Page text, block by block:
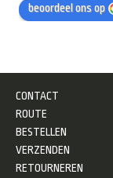
beoordeel ons op
CONTACT
ROUTE
BESTELLEN
VERZENDEN
RETOURNEREN